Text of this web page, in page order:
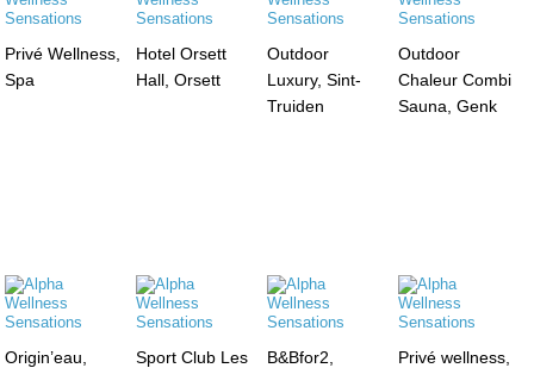
Privé Wellness,
Spa
Hotel Orsett
Hall, Orsett
Outdoor
Luxury, Sint-
Truiden
Outdoor
Chaleur Combi
Sauna, Genk
Origin’eau,
Sport Club Les
B&Bfor2,
Privé wellness,